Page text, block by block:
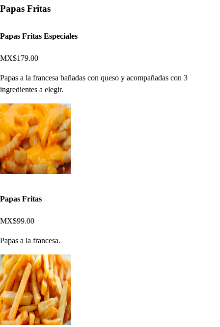
Papas Fritas
Papas Fritas Especiales
MX$179.00
Papas a la francesa bañadas con queso y acompañadas con 3
ingredientes a elegir.
Papas Fritas
MX$99.00
Papas a la francesa.